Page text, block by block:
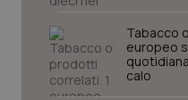
Sicilia
Toscana
Neuroscienze &
Obesità
Tabacco
europeo
calo